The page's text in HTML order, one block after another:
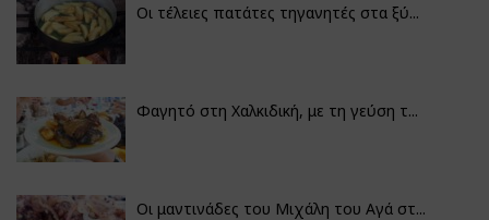
Οι τέλειες πατάτες τηγανητές στα ξύ...
Φαγητό στη Χαλκιδική, με τη γεύση τ...
Οι μαντινάδες του Μιχάλη του Αγά στ...